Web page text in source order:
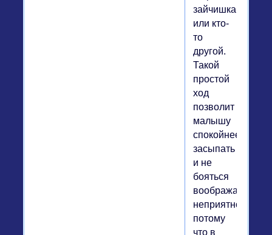
зайчишка
или кто-
то
другой.
Такой
простой
ход
позволит
малышу
спокойнее
засыпать
и не
бояться
воображаемых
неприятностей,
потому
что в